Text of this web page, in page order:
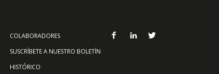
COLABORADORES
SUSCRÍBETE A NUESTRO BOLETÍN
HISTÓRICO